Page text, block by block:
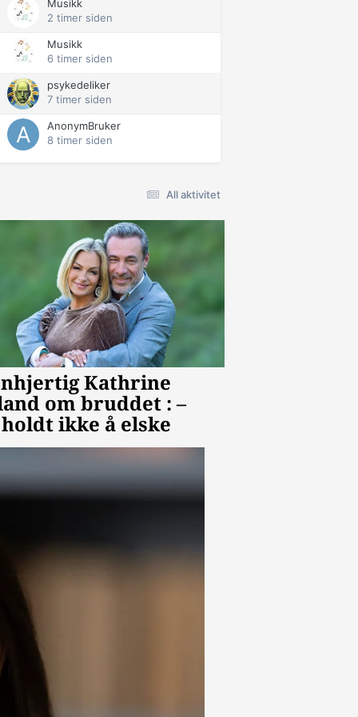
Musikk
2 timer siden
Musikk
6 timer siden
psykedeliker
7 timer siden
AnonymBruker
8 timer siden
All aktivitet